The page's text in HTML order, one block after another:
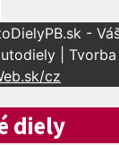
-
|
cz
diely